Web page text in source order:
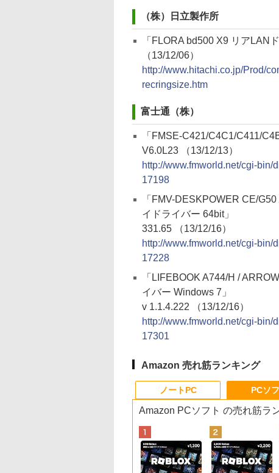
（株）日立製作所
「FLORA bd500 X9 リアLAN
（13/12/06）
http://www.hitachi.co.jp/Prod/
recringsize.htm
富士通（株）
「FMSE-C421/C4C1/C411/
V6.0L23 （13/12/13）
http://www.fmworld.net/cgi-
17198
「FMV-DESKPOWER CE/
イドライバー 64bit」
331.65 （13/12/16）
http://www.fmworld.net/cgi-
17228
「LIFEBOOK A744/H /
イバー Windows 7」
v 1.1.4.222 （13/12/16）
http://www.fmworld.net/cgi-
17301
Amazon 売れ筋ランキング
ノートPC PCソ
Amazon PCソフト の売れ筋ラ